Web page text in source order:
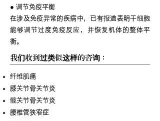
● 调节免疫平衡
在涉及免疫异常的疾病中，已有报道表明干细胞
能够调节过度免疫反应，并恢复机体的整体平
衡。
我们收到过类似这样的咨询：
纤维肌痛
膝关节骨关节炎
髋关节骨关节炎
腰椎管狭窄症